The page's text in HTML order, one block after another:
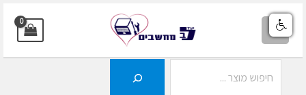
דילוג
לתוכן
MAIN